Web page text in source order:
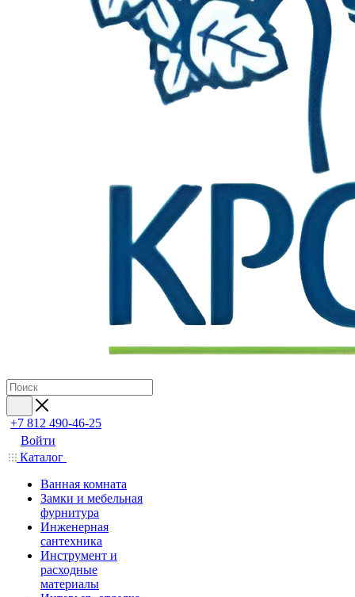
+7 812 490-46-25
Войти
Каталог
Ванная комната
Замки и мебельная
фурнитура
Инженерная
сантехника
Инструмент и
расходные
материалы